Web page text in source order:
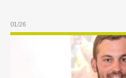
01/26